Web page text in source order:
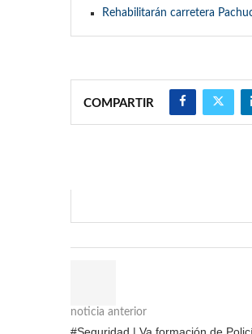
Rehabilitarán carretera
COMPARTIR
noticia anterior